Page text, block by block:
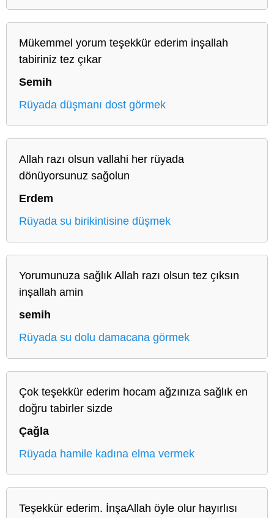
Mükemmel yorum teşekkür ederim inşallah
tabiriniz tez çıkar
Semih
Rüyada düşmanı dost görmek
Allah razı olsun vallahi her rüyada
dönüyorsunuz sağolun
Erdem
Rüyada su birikintisine düşmek
Yorumunuza sağlık Allah razı olsun tez çıksın
inşallah amin
semih
Rüyada su dolu damacana görmek
Çok teşekkür ederim hocam ağzınıza sağlık en
doğru tabirler sizde
Çağla
Rüyada hamile kadına elma vermek
Teşekkür ederim. İnşaAllah öyle olur hayırlısı